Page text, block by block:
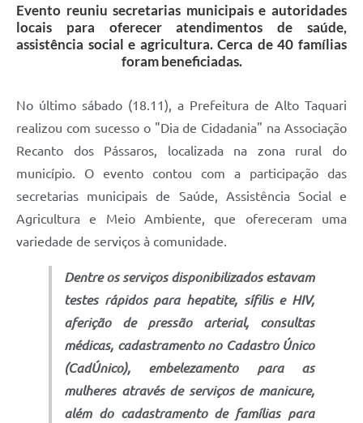
Evento reuniu secretarias municipais e autoridades
locais para oferecer atendimentos de saúde,
assistência social e agricultura. Cerca de 40 famílias
foram beneficiadas.
No último sábado (18.11), a Prefeitura de Alto Taquari
realizou com sucesso o "Dia de Cidadania" na Associação
Recanto dos Pássaros, localizada na zona rural do
município. O evento contou com a participação das
secretarias municipais de Saúde, Assistência Social e
Agricultura e Meio Ambiente, que ofereceram uma
variedade de serviços à comunidade.
Dentre os serviços disponibilizados estavam
testes rápidos para hepatite, sífilis e HIV,
aferição de pressão arterial, consultas
médicas, cadastramento no Cadastro Único
(CadÚnico), embelezamento para as
mulheres através de serviços de manicure,
além do cadastramento de famílias para